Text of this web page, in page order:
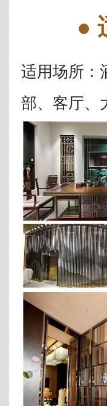
●
适用场所：
部、客厅、